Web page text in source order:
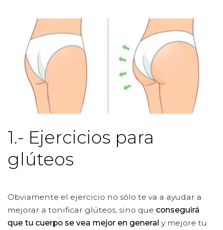
1.- Ejercicios para
glúteos
Obviamente el ejercicio no sólo te va a ayudar a
mejorar a tonificar glúteos, sino que conseguirá
que tu cuerpo se vea mejor en general y mejore tu